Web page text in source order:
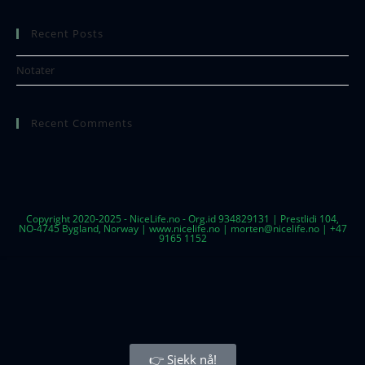
Recent Posts
Notater
Recent Comments
Copyright 2020-2025 - NiceLife.no - Org.id 934829131 | Prestlidi 104,
NO-4745 Bygland, Norway | www.nicelife.no | morten@nicelife.no | +47
9165 1152
👉 Sjekk nå!